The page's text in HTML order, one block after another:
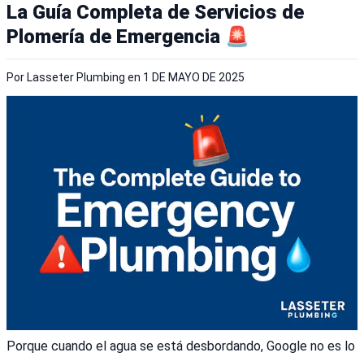
La Guía Completa de Servicios de
Plomería de Emergencia 🚨
Por Lasseter Plumbing en 1 DE MAYO DE 2025
Porque cuando el agua se está desbordando, Google no es lo